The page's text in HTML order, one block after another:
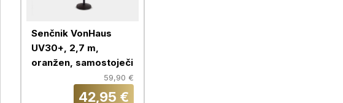
Senčnik VonHaus
UV30+, 2,7 m,
oranžen, samostoječi
59,90 €
42,95 €